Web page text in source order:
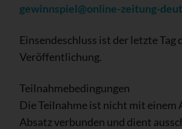
gewinnspiel@online-zeitung-
Einsendeschluss ist der letzte Tag
Veröffentlichung.
Teilnahmebedingungen
Die Teilnahme ist nicht mit einem
Absatz verbunden und dient